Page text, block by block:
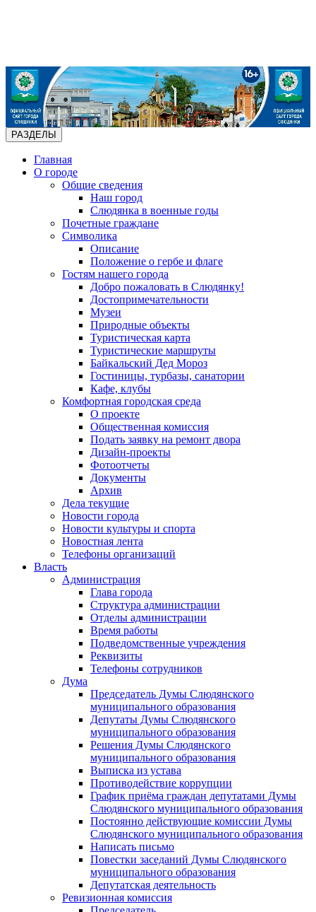
РАЗДЕЛЫ
Главная
О городе
Общие сведения
Наш город
Слюдянка в военные годы
Почетные граждане
Символика
Описание
Положение о гербе и флаге
Гостям нашего города
Добро пожаловать в Слюдянку!
Достопримечательности
Музеи
Природные объекты
Туристическая карта
Туристические маршруты
Байкальский Дед Мороз
Гостиницы, турбазы, санатории
Кафе, клубы
Комфортная городская среда
О проекте
Общественная комиссия
Подать заявку на ремонт двора
Дизайн-проекты
Фотоотчеты
Документы
Архив
Дела текущие
Новости города
Новости культуры и спорта
Новостная лента
Телефоны организаций
Власть
Администрация
Глава города
Структура администрации
Отделы администрации
Время работы
Подведомственные учреждения
Реквизиты
Телефоны сотрудников
Дума
Председатель Думы Слюдянского
муниципального образования
Депутаты Думы Слюдянского
муниципального образования
Решения Думы Слюдянского
муниципального образования
Выписка из устава
Противодействие коррупции
График приёма граждан депутатами Думы
Слюдянского муниципального образования
Постоянно действующие комиссии Думы
Слюдянского муниципального образования
Написать письмо
Повестки заседаний Думы Слюдянского
муниципального образования
Депутатская деятельность
Ревизионная комиссия